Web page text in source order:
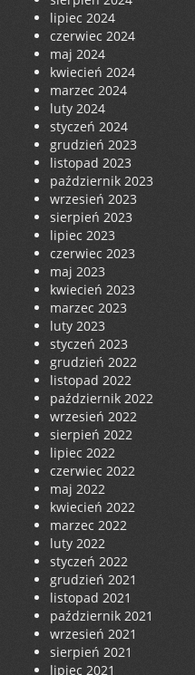
lipiec 2024
czerwiec 2024
maj 2024
kwiecień 2024
marzec 2024
luty 2024
styczeń 2024
grudzień 2023
listopad 2023
październik 2023
wrzesień 2023
sierpień 2023
lipiec 2023
czerwiec 2023
maj 2023
kwiecień 2023
marzec 2023
luty 2023
styczeń 2023
grudzień 2022
listopad 2022
październik 2022
wrzesień 2022
sierpień 2022
lipiec 2022
czerwiec 2022
maj 2022
kwiecień 2022
marzec 2022
luty 2022
styczeń 2022
grudzień 2021
listopad 2021
październik 2021
wrzesień 2021
sierpień 2021
lipiec 2021